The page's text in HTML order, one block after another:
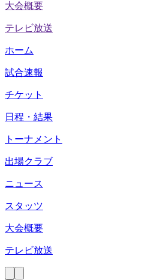
大会概要
テレビ放送
ホーム
試合速報
チケット
日程・結果
トーナメント
出場クラブ
ニュース
スタッツ
大会概要
テレビ放送